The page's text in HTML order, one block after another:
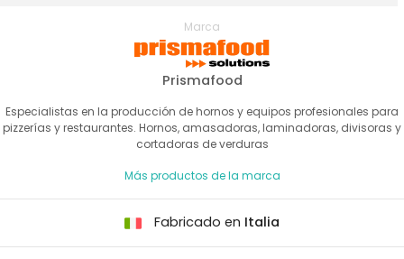
Marca
Prismafood
Especialistas en la producción de hornos y equipos profesionales para
pizzerías y restaurantes. Hornos, amasadoras, laminadoras, divisoras y
cortadoras de verduras
Más productos de la marca
Fabricado en Italia